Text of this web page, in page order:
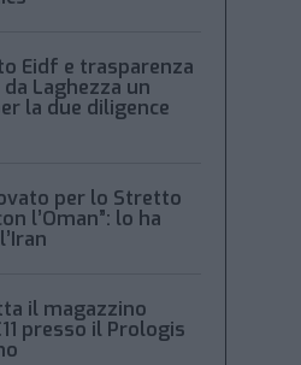
Eidf e trasparenza
Laghezza un
la due diligence
per lo Stretto
l’Oman”: lo ha
il magazzino
presso il Prologis